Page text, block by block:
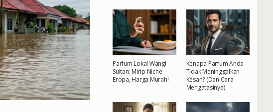
Parfum Lokal Wangi
Sultan: Mirip Niche
Eropa, Harga Murah!
Kenapa Parfum Anda
Tidak Meninggalkan
Kesan? (Dan Cara
Mengatasinya)